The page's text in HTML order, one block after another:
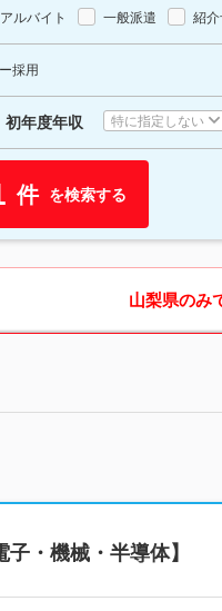
ルバイト 一般派遣 紹
採用
初年度年収 特に指定しない
件 を検索する
山梨県のみ
・機械・半導体】